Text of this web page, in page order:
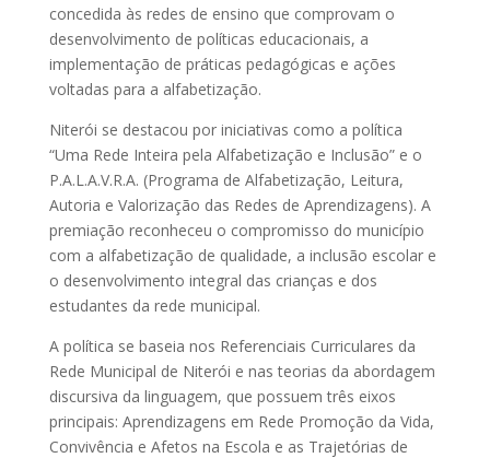
concedida às redes de ensino que comprovam o
desenvolvimento de políticas educacionais, a
implementação de práticas pedagógicas e ações
voltadas para a alfabetização.
Niterói se destacou por iniciativas como a política
“Uma Rede Inteira pela Alfabetização e Inclusão” e o
P.A.L.A.V.R.A. (Programa de Alfabetização, Leitura,
Autoria e Valorização das Redes de Aprendizagens). A
premiação reconheceu o compromisso do município
com a alfabetização de qualidade, a inclusão escolar e
o desenvolvimento integral das crianças e dos
estudantes da rede municipal.
A política se baseia nos Referenciais Curriculares da
Rede Municipal de Niterói e nas teorias da abordagem
discursiva da linguagem, que possuem três eixos
principais: Aprendizagens em Rede Promoção da Vida,
Convivência e Afetos na Escola e as Trajetórias de